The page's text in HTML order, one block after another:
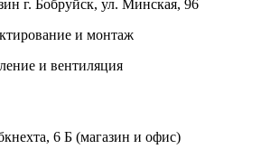
г. Бобруйск, ул. Минская, 96
и монтаж
и вентиляция
6 Б (магазин и офис)